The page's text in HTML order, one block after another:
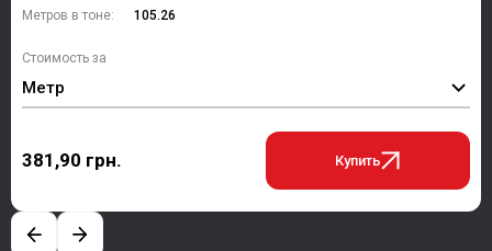
Метров в тоне: 105.26
Стоимость за
Метр
381,90 грн. Купить